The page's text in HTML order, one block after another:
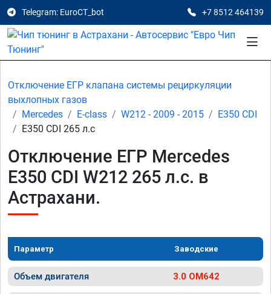
Telegram: EuroCT_bot +7 8512 464139
Отключение ЕГР клапана системы рециркуляции
выхлопных газов
Mercedes
E-class W212 - 2009 - 2015
E350 CDI
E350 CDI 265 л.с
Отключение ЕГР Mercedes
E350 CDI W212 265 л.с. в
Астрахани.
Параметр Заводские
Объем двигателя 3.0 OM642